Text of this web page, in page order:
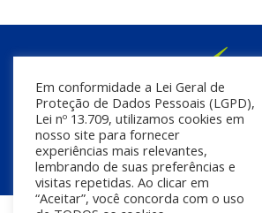
Em conformidade a Lei Geral de
Proteção de Dados Pessoais (LGPD),
Lei nº 13.709, utilizamos cookies em
nosso site para fornecer
experiências mais relevantes,
lembrando de suas preferências e
visitas repetidas. Ao clicar em
“Aceitar”, você concorda com o uso